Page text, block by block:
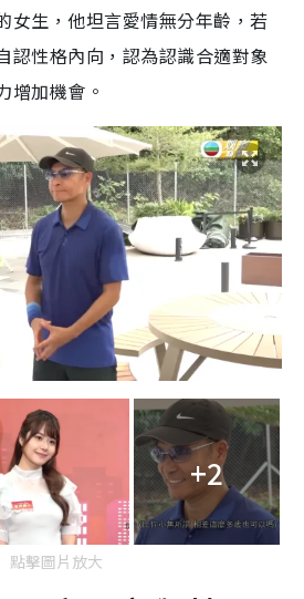
女生，他坦言愛情無分年齡，若
認性格內向，認為認識合適對象
增加機會。
+2
點擊圖片放大